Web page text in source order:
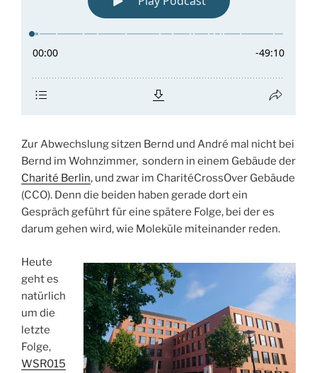
Zur Abwechslung sitzen Bernd und André mal nicht bei
Bernd im Wohnzimmer, sondern in einem Gebäude der
Charité Berlin, und zwar im CharitéCrossOver Gebäude
(CCO). Denn die beiden haben gerade dort ein
Gespräch geführt für eine spätere Folge, bei der es
darum gehen wird, wie Moleküle miteinander reden.
Heute
geht es
natürlich
um die
letzte
Folge,
WSR015